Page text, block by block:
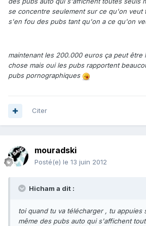
se concentre seulement sur ce qu'on veut
s'en fou des pubs tant qu'on a ce qu'on
maintenant les 200.000 euros ça peut être
chose mais oui les pubs rapportent
pubs pornographiques
Citer
mouradski
Posté(e) le 13 juin 2012
Hicham a dit :
toi quand tu va télécharger , tu appuies
même des pubs auto qui s'affichent